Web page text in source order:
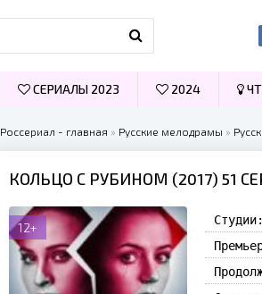
Россериал - главная » Русские мелодрамы »
КОЛЬЦО С РУБИНОМ (2017) 51
12+ Студии:
СЕРИАЛЫ 2023 2024